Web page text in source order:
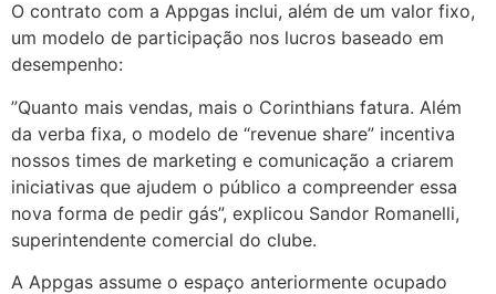
O contrato com a Appgas inclui, além de um valor fixo,
um modelo de participação nos lucros baseado em
desempenho:
”Quanto mais vendas, mais o Corinthians fatura. Além
da verba fixa, o modelo de “revenue share” incentiva
nossos times de marketing e comunicação a criarem
iniciativas que ajudem o público a compreender essa
nova forma de pedir gás”, explicou Sandor Romanelli,
superintendente comercial do clube.
A Appgas assume o espaço anteriormente ocupado